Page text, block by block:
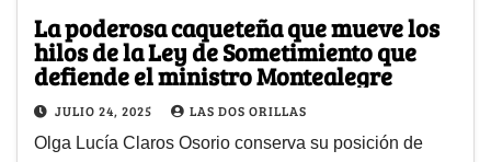
La poderosa caqueteña que mueve los
hilos de la Ley de Sometimiento que
defiende el ministro Montealegre
JULIO 24, 2025 LAS DOS ORILLAS
Olga Lucía Claros Osorio conserva su posición de